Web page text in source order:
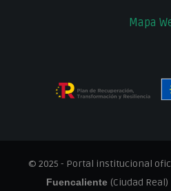
Mapa
© 2025 - Portal institucional
Fuencaliente (Ciudad Real)